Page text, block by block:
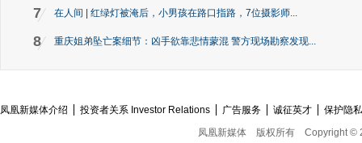
7 在人间 | 红绿灯被淹后，小男孩在路口指路，7位摄影师...
8 重庆姐弟坠亡案细节：凶手欲靠悲情蒙混 警方现场勘察发现...
凤凰新媒体介绍 投资者关系 Investor Relations 广告服务 诚征英才
保护隐
凤凰新媒体
版权所有 Copyright ©